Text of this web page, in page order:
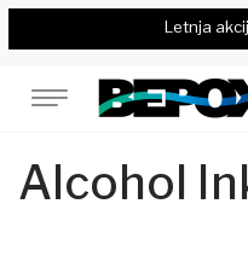
Letnja
Alcohol